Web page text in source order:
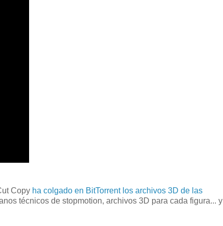
Copy ha colgado en BitTorrent los archivos 3D de las
técnicos de stopmotion, archivos 3D para cada figura... y